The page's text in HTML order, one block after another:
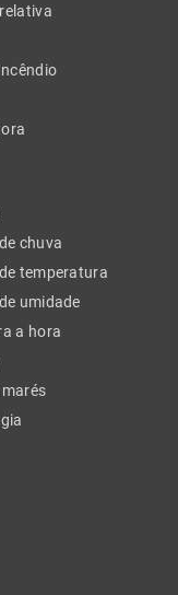
chuva
temperatura
umidade
a hora